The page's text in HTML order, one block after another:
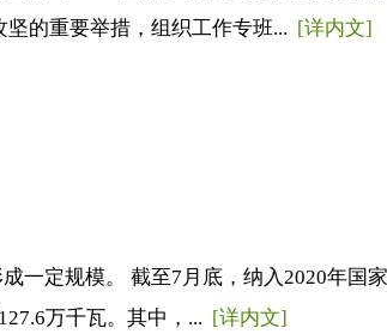
的重要举措，组织工作专班... [详内文]
定规模。 截至7月底，纳入2020年国
万千瓦。其中，... [详内文]